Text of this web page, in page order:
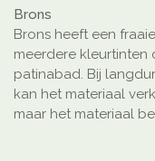
Brons
Brons heeft een
meerdere kleurtinten
patinabad. Bij
kan het materiaal
maar het materiaal